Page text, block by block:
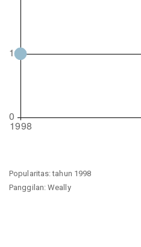
Popularitas: tahun 1998
Panggilan: Weally